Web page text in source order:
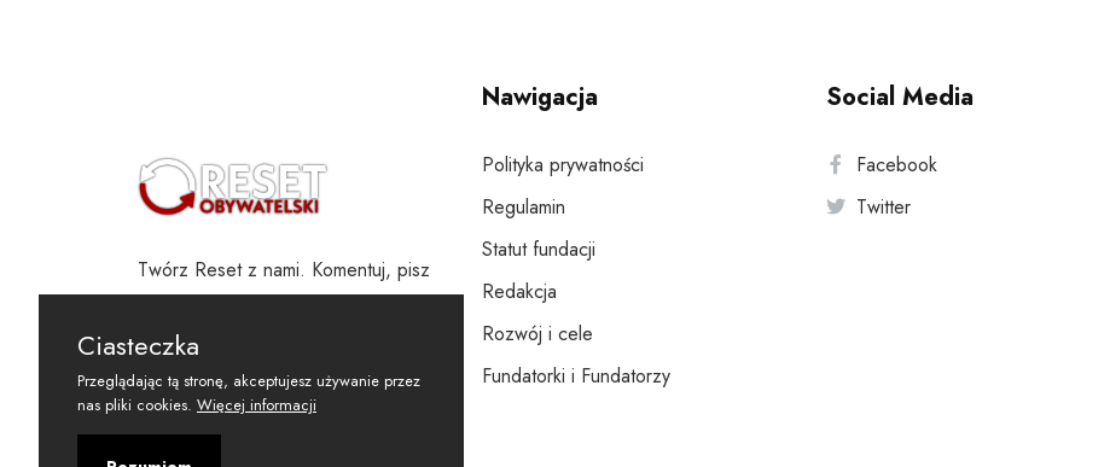
Twórz Reset z nami. Komentuj, pisz
i wspieraj
Nawigacja
Polityka prywatności
Regulamin
Statut fundacji
Redakcja
Rozwój i cele
Fundatorki i Fundatorzy
Social Media
Facebook
Twitter
Ciasteczka
Przeglądając tą stronę, akceptujesz używanie przez
nas pliki cookies. Więcej informacji